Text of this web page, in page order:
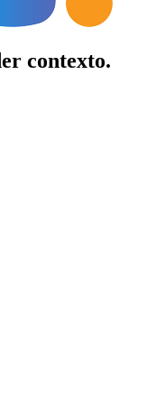
contexto.